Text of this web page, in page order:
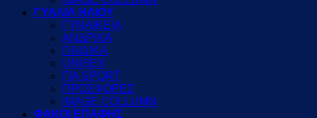
ΓΥΑΛΙΑ ΗΛΙΟΥ
ΓΥΝΑΙΚΕΙΑ
ΑΝΔΡΙΚΑ
ΠΑΙΔΙΚΑ
UNISEX
ΓΙΑ SPORT
ΠΡΟΣΦΟΡΕΣ
IMAGE COLLUMN
ΦΑΚΟΙ ΕΠΑΦΗΣ